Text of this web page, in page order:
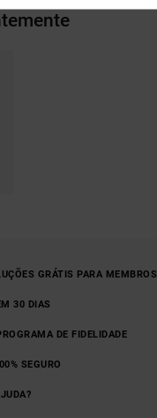
GRÁTIS PARA MEMBROS
30 DIAS
DE FIDELIDADE
SEGURO